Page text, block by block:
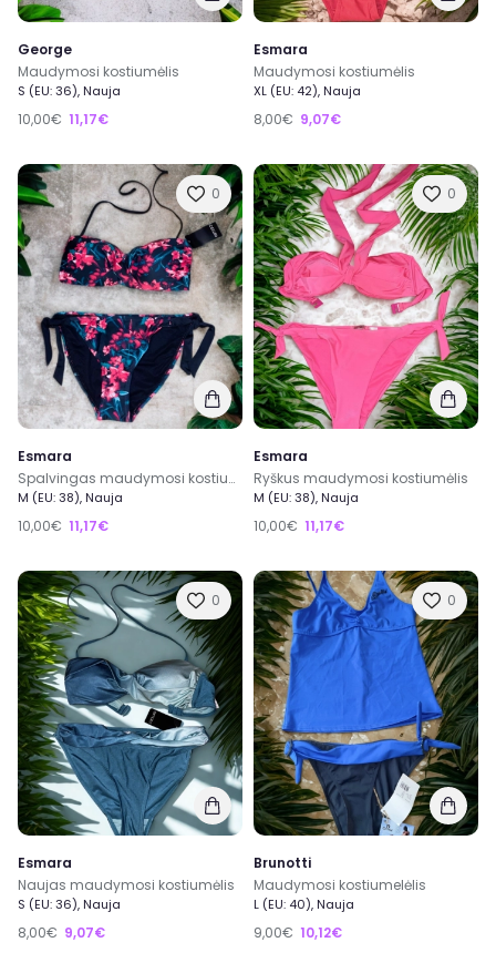
George
Maudymosi kostiumėlis
S (EU: 36), Nauja
10,00€ 11,17€
Esmara
Maudymosi kostiumėlis
XL (EU: 42), Nauja
8,00€ 9,07€
0
Esmara
Spalvingas maudymosi kostiumėlis
M (EU: 38), Nauja
10,00€ 11,17€
0
Esmara
Ryškus maudymosi kostiumėlis
M (EU: 38), Nauja
10,00€ 11,17€
0
Esmara
Naujas maudymosi kostiumėlis
S (EU: 36), Nauja
8,00€ 9,07€
0
Brunotti
Maudymosi kostiumelėlis
L (EU: 40), Nauja
9,00€ 10,12€